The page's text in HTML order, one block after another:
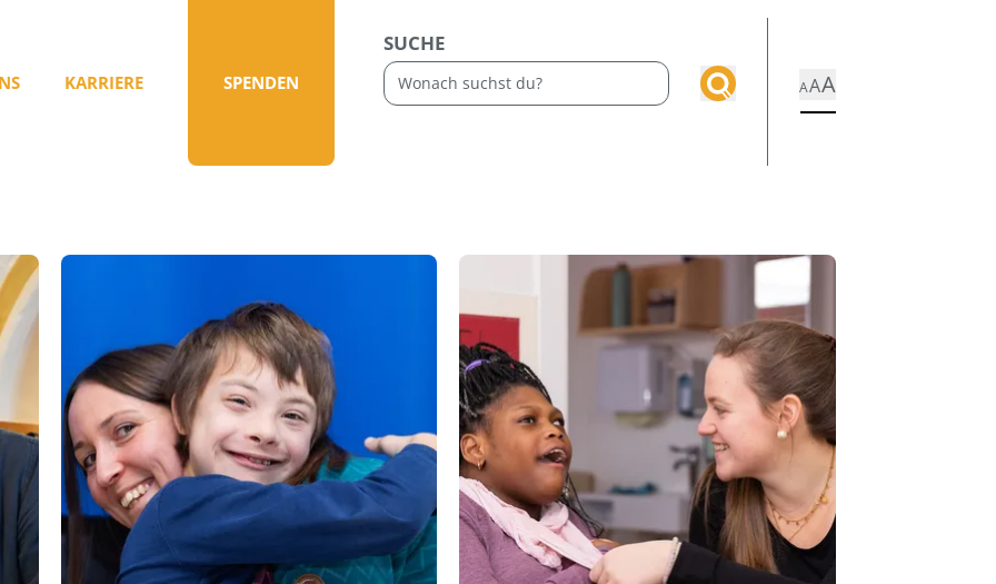
KARRIERE SPENDEN
SUCHE
AAA